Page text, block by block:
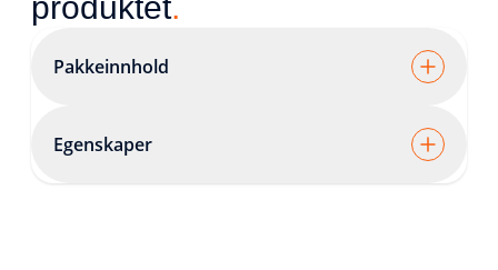
Pakkeinnhold
Egenskaper